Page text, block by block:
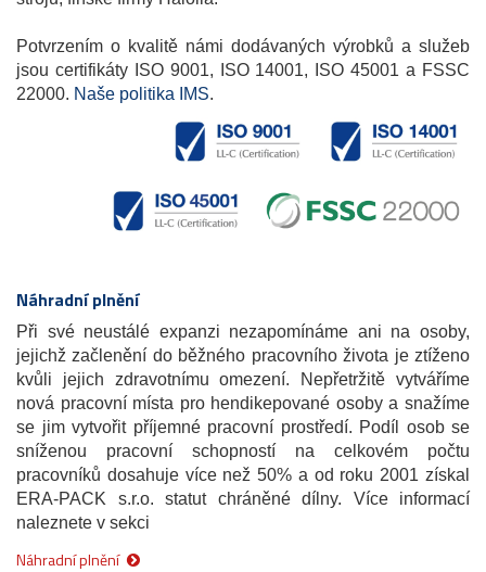
Potvrzením o kvalitě námi dodávaných výrobků a služeb
jsou certifikáty ISO 9001, ISO 14001, ISO 45001 a FSSC
22000. Naše politika IMS.
Náhradní plnění
Při své neustálé expanzi nezapomínáme ani na osoby,
jejichž začlenění do běžného pracovního života je ztíženo
kvůli jejich zdravotnímu omezení. Nepřetržitě vytváříme
nová pracovní místa pro hendikepované osoby a snažíme
se jim vytvořit příjemné pracovní prostředí. Podíl osob se
sníženou pracovní schopností na celkovém počtu
pracovníků dosahuje více než 50% a od roku 2001 získal
ERA-PACK s.r.o. statut chráněné dílny. Více informací
naleznete v sekci
Náhradní plnění